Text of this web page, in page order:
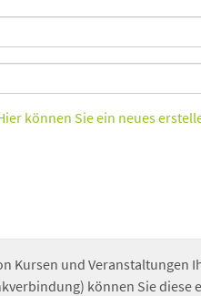
können Sie ein neues
Kursen und Veranstaltungen
können Sie